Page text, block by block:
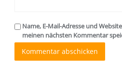
Name, E-Mail-Adresse und
meinen nächsten Kommentar